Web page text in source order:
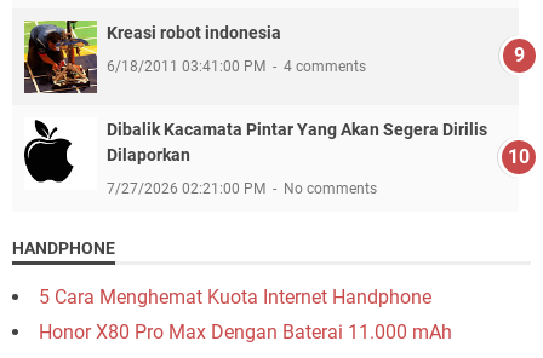
Kreasi robot indonesia
6/18/2011 03:41:00 PM 4 comments
Dibalik Kacamata Pintar Yang Akan Segera Dirilis
Dilaporkan
7/27/2026 02:21:00 PM No comments
HANDPHONE
5 Cara Menghemat Kuota Internet Handphone
Honor X80 Pro Max Dengan Baterai 11.000 mAh